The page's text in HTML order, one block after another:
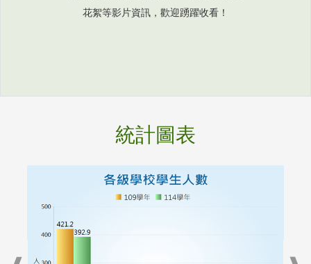
花絮等影片資訊，歡迎踴躍收看！
統計圖表